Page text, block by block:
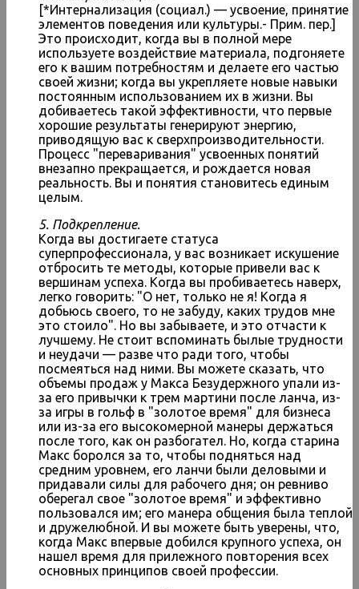
[*Интернализация (социал.) — усвоение, принятие
элементов поведения или культуры.- Прим. пер.]
Это происходит, когда вы в полной мере
используете воздействие материала, подгоняете
его к вашим потребностям и делаете его частью
своей жизни; когда вы укрепляете новые навыки
постоянным использованием их в жизни. Вы
добиваетесь такой эффективности, что первые
хорошие результаты генерируют энергию,
приводящую вас к сверхпроизводительности.
Процесс "переваривания" усвоенных понятий
внезапно прекращается, и рождается новая
реальность. Вы и понятия становитесь единым
целым.
5. Подкрепление.
Когда вы достигаете статуса
суперпрофессионала, у вас возникает искушение
отбросить те методы, которые привели вас к
вершинам успеха. Когда вы пробиваетесь наверх,
легко говорить: "О нет, только не я! Когда я
добьюсь своего, то не забуду, каких трудов мне
это стоило". Но вы забываете, и это отчасти к
лучшему. Не стоит вспоминать былые трудности
и неудачи — разве что ради того, чтобы
посмеяться над ними. Вы можете сказать, что
объемы продаж у Макса Безудержного упали из-
за его привычки к трем мартини после ланча, из-
за игры в гольф в "золотое время" для бизнеса
или из-за его высокомерной манеры держаться
после того, как он разбогател. Но, когда старина
Макс боролся за то, чтобы подняться над
средним уровнем, его ланчи были деловыми и
придавали силы для рабочего дня; он ревниво
оберегал свое "золотое время" и эффективно
пользовался им; его манера общения была теплой
и дружелюбной. И вы можете быть уверены, что,
когда Макс впервые добился крупного успеха, он
нашел время для прилежного повторения всех
основных принципов своей профессии.